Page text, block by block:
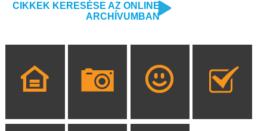
CIKKEK KERESÉSE AZ ONLINE
ARCHÍVUMBAN